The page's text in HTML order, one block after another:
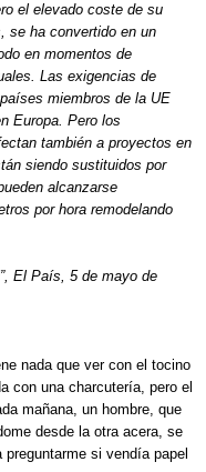
el elevado coste de su
se ha convertido en un
en momentos de
Las exigencias de
miembros de la UE
Europa. Pero los
también a proyectos en
siendo sustituidos por
alcanzarse
por hora remodelando
”, El País, 5 de mayo de
nada que ver con el tocino
con una charcutería, pero el
mañana, un hombre, que
desde la otra acera, se
si vendía papel